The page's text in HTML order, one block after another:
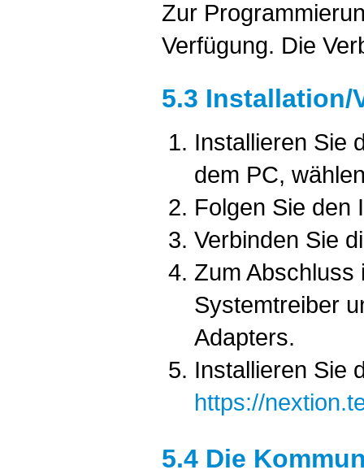
Zur
Verfügung. Die
5.3 Installation/
Installieren Sie
dem PC,
Folgen Sie den
Verbinden Sie
Zum Abschluss
Systemtreiber
Adapters.
Installieren Sie
https://
5.4 Die